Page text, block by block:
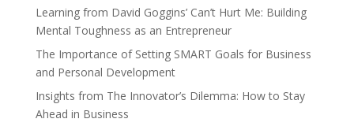
Learning from David Goggins’ Can’t Hurt Me: Building
Mental Toughness as an Entrepreneur
The Importance of Setting SMART Goals for Business
and Personal Development
Insights from The Innovator’s Dilemma: How to Stay
Ahead in Business